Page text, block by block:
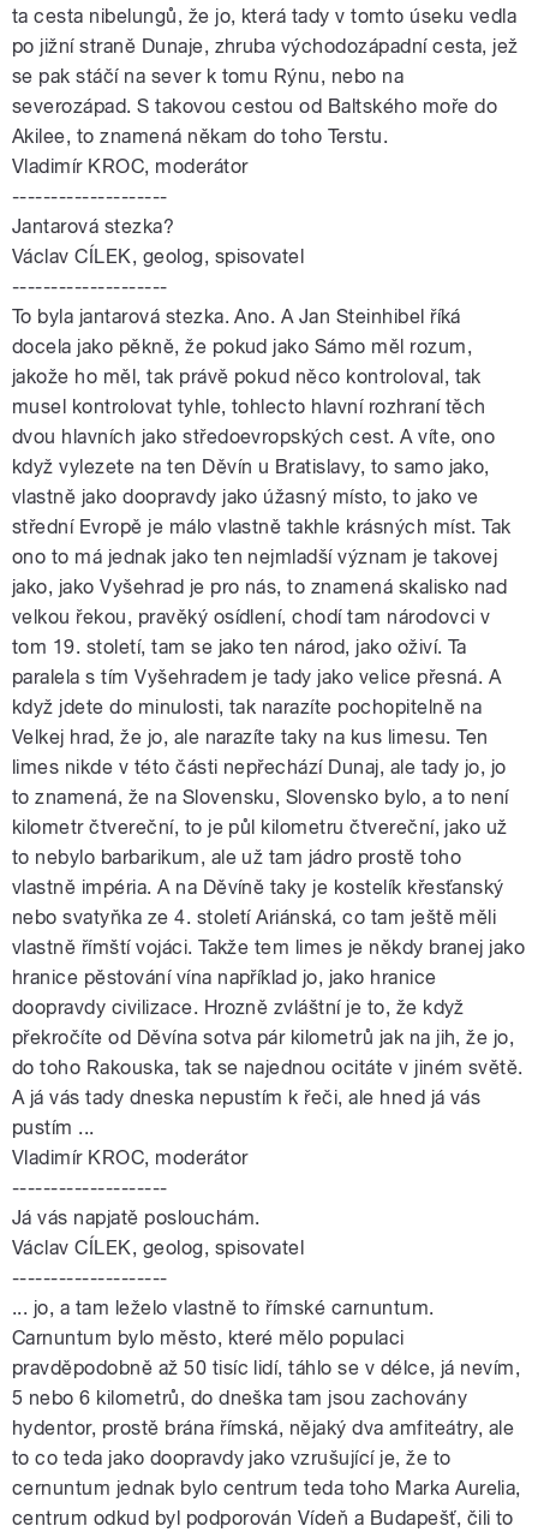
ta cesta nibelungů, že jo, která tady v tomto úseku vedla
po jižní straně Dunaje, zhruba východozápadní cesta, jež
se pak stáčí na sever k tomu Rýnu, nebo na
severozápad. S takovou cestou od Baltského moře do
Akilee, to znamená někam do toho Terstu.
Vladimír KROC, moderátor
--------------------
Jantarová stezka?
Václav CÍLEK, geolog, spisovatel
--------------------
To byla jantarová stezka. Ano. A Jan Steinhibel říká
docela jako pěkně, že pokud jako Sámo měl rozum,
jakože ho měl, tak právě pokud něco kontroloval, tak
musel kontrolovat tyhle, tohlecto hlavní rozhraní těch
dvou hlavních jako středoevropských cest. A víte, ono
když vylezete na ten Děvín u Bratislavy, to samo jako,
vlastně jako doopravdy jako úžasný místo, to jako ve
střední Evropě je málo vlastně takhle krásných míst. Tak
ono to má jednak jako ten nejmladší význam je takovej
jako, jako Vyšehrad je pro nás, to znamená skalisko nad
velkou řekou, pravěký osídlení, chodí tam národovci v
tom 19. století, tam se jako ten národ, jako oživí. Ta
paralela s tím Vyšehradem je tady jako velice přesná. A
když jdete do minulosti, tak narazíte pochopitelně na
Velkej hrad, že jo, ale narazíte taky na kus limesu. Ten
limes nikde v této části nepřechází Dunaj, ale tady jo, jo
to znamená, že na Slovensku, Slovensko bylo, a to není
kilometr čtvereční, to je půl kilometru čtvereční, jako už
to nebylo barbarikum, ale už tam jádro prostě toho
vlastně impéria. A na Děvíně taky je kostelík křesťanský
nebo svatyňka ze 4. století Ariánská, co tam ještě měli
vlastně římští vojáci. Takže tem limes je někdy branej jako
hranice pěstování vína například jo, jako hranice
doopravdy civilizace. Hrozně zvláštní je to, že když
překročíte od Děvína sotva pár kilometrů jak na jih, že jo,
do toho Rakouska, tak se najednou ocitáte v jiném světě.
A já vás tady dneska nepustím k řeči, ale hned já vás
pustím ...
Vladimír KROC, moderátor
--------------------
Já vás napjatě poslouchám.
Václav CÍLEK, geolog, spisovatel
--------------------
... jo, a tam leželo vlastně to římské carnuntum.
Carnuntum bylo město, které mělo populaci
pravděpodobně až 50 tisíc lidí, táhlo se v délce, já nevím,
5 nebo 6 kilometrů, do dneška tam jsou zachovány
hydentor, prostě brána římská, nějaký dva amfiteátry, ale
to co teda jako doopravdy jako vzrušující je, že to
cernuntum jednak bylo centrum teda toho Marka Aurelia,
centrum odkud byl podporován Vídeň a Budapešť, čili to